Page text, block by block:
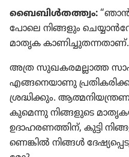
ബൈബിൾത​ത്ത്വം:
പോ​ലെ നിങ്ങളും
മാതൃക
അത്ര സുഖക​ര​മ​ല്ലാത്ത
എങ്ങനെ​യാ​ണു
ശ്രദ്ധി​ക്കും.
കു​മെന്നു നിങ്ങളു​ടെ
ഉദാഹ​ര​ണ​ത്തിന്‌, കുട്ടി
ണെ​ങ്കിൽ നിങ്ങൾ